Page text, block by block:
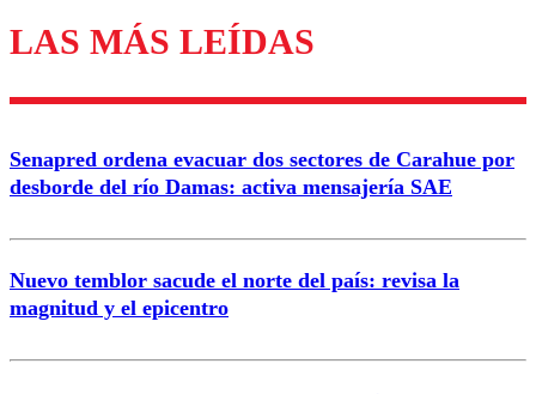
Los comentarios son moderados para garantizar un
diálogo respetuoso.
Correo
LAS MÁS LEÍDAS
Senapred ordena evacuar dos sectores de Carahue por
desborde del río Damas: activa mensajería SAE
Nuevo temblor sacude el norte del país: revisa la
magnitud y el epicentro